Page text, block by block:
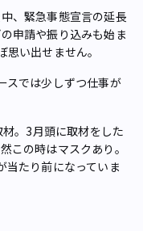
、緊急事態宣言の延長
申請や振り込みも始ま
い出せません。
スでは少しずつ仕事が
。3月頭に取材をした
この時はマスクあり。
当たり前になっていま